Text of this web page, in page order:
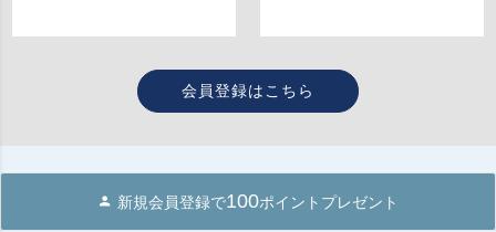
会員登録はこちら
新規会員登録で100ポイントプレゼント